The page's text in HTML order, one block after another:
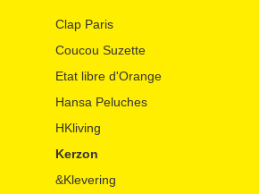
Clap Paris
Coucou Suzette
Etat libre d'Orange
Hansa Peluches
HKliving
Kerzon
&Klevering